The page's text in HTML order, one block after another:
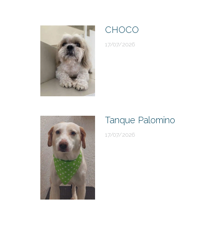
CHOCO
17/07/2026
Tanque Palomino
17/07/2026